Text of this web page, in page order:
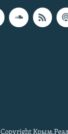
Copyright